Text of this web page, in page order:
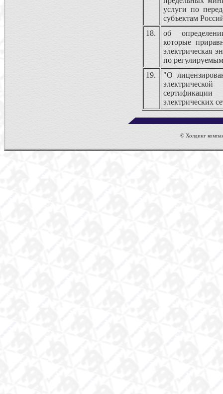
услуги по
субъектам
18.
об
которые
электрическая
по
19.
"О
электрических
© Холдинг